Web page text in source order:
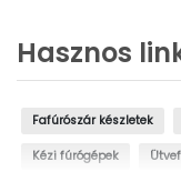
Hasznos
Fafúrószár készletek
Kézi fúrógépek